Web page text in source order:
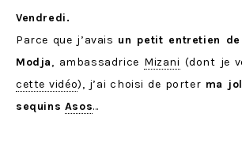
Vendredi.
Parce que j’avais un petit entretien de
Modja, ambassadrice Mizani (dont je
cette vidéo), j’ai choisi de porter ma
sequins Asos…